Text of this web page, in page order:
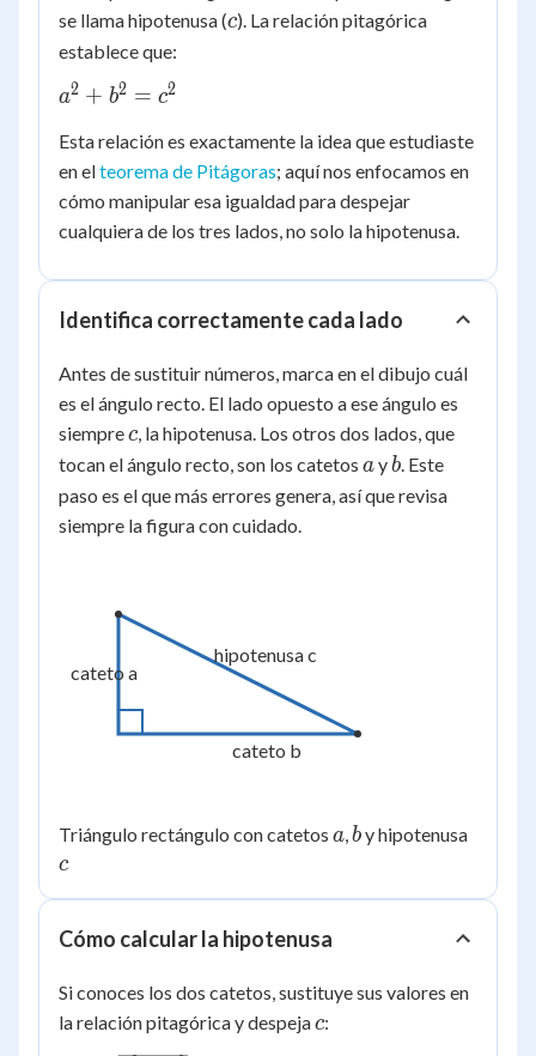
se llama hipotenusa (c
c). La relación pitagórica
establece que:
a^2
b^2
=
c^2
a2 + b2 = c2
Esta relación es exactamente la idea que estudiaste
en elteorema de Pitágoras; aquí nos enfocamos en
cómo manipular esa igualdad para despejar
cualquiera de los tres lados, no solo la hipotenusa.
Identifica correctamente cada lado
Antes de sustituir números, marca en el dibujo cuál
es el ángulo recto. El lado opuesto a ese ángulo es
siemprec
c, la hipotenusa. Los otros dos lados, que
tocan el ángulo recto, son los catetos a
ayb
b. Este
paso es el que más errores genera, así que revisa
siempre la figura con cuidado.
cateto b
cateto a
hipotenusa c
Triángulo rectángulo con catetos a
a,b
by hipotenusa
c
Cómo calcular la hipotenusa
Si conoces los dos catetos, sustituye sus valores en
la relación pitagórica y despejac
c: